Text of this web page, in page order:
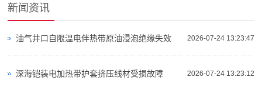
新闻资讯
2026-07-24 13:23:47
油气井口自限温电伴热带原油浸泡绝缘失效
2026-07-24 13:23:12
深海铠装电加热带护套挤压线材受损故障